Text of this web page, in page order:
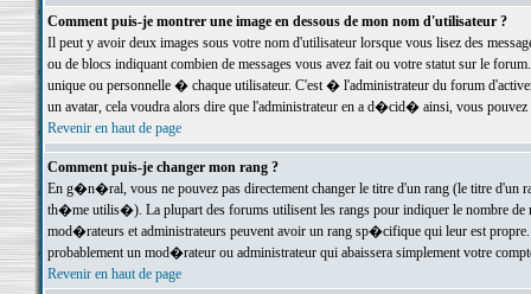
Comment puis-je montrer une image en dessous de mon nom d'utilisateur ?
Il peut y avoir deux images sous votre nom d'utilisateur lorsque vous lisez des
ou de blocs indiquant combien de messages vous avez fait ou votre statut sur le
unique ou personnelle � chaque utilisateur. C'est � l'administrateur du forum
un avatar, cela voudra alors dire que l'administrateur en a d�cid� ainsi, vous
Revenir en haut de page
Comment puis-je changer mon rang ?
En g�n�ral, vous ne pouvez pas directement changer le titre d'un rang (le titre d'un
th�me utilis�). La plupart des forums utilisent les rangs pour indiquer le nombre de
mod�rateurs et administrateurs peuvent avoir un rang sp�cifique qui leur est
probablement un mod�rateur ou administrateur qui abaissera simplement votre
Revenir en haut de page